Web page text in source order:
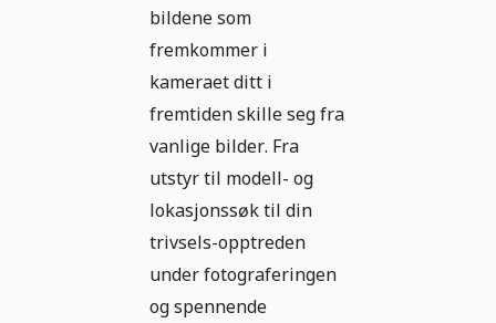
bildene som
fremkommer i
kameraet ditt i
fremtiden skille seg fra
vanlige bilder. Fra
utstyr til modell- og
lokasjonssøk til din
trivsels-opptreden
under fotograferingen
og spennende